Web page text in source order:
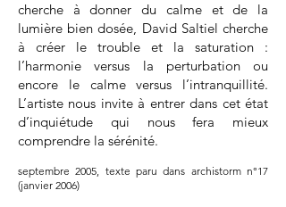
cherche à donner du calme et de la
lumière bien dosée, David Saltiel cherche
à créer le trouble et la saturation :
l’harmonie versus la perturbation ou
encore le calme versus l’intranquillité.
L’artiste nous invite à entrer dans cet état
d’inquiétude qui nous fera mieux
comprendre la sérénité.
septembre 2005, texte paru dans archistorm n°17
(janvier 2006)